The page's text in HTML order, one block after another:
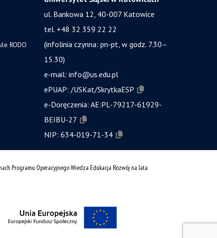
RODO
ul. Bankowa 12, 40-007 Katowice
tel. +48 32 359 22 22
(infolinia czynna: pn-pt, w godz. 7.30–
15.30)
e-mail: info@us.edu.pl
ePUAP: /USKat/SkrytkaESP
e-Doręczenia: AE:PL-79217-61929-
BEIBU-27
NIP: 634-019-71-34
Programu Operacyjnego Wiedza Edukacja Rozwój na lata